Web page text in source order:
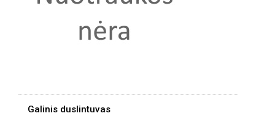
Galinis duslintuvas